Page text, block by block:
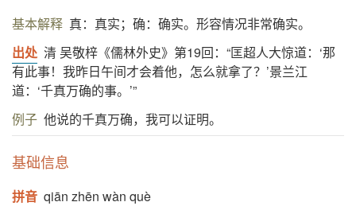
基本解释 真：真实；确：确实。形容情况非常确实。
出处 清 吴敬梓《儒林外史》第19回：“匡超人大惊道：‘那
有此事！我昨日午间才会着他，怎么就拿了？’景兰江
道：‘千真万确的事。’”
例子 他说的千真万确，我可以证明。
基础信息
拼音 qiān zhēn wàn què